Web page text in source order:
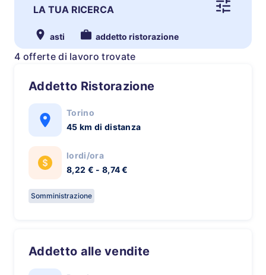
LA TUA RICERCA
asti addetto ristorazione
4 offerte di lavoro trovate
Addetto Ristorazione
Torino
45 km di distanza
lordi/ora
8,22 € - 8,74 €
Somministrazione
Addetto alle vendite